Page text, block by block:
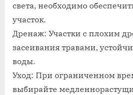
света, необходимо
участок.
Дренаж: Участки с плохим
засеивания травами,
воды.
Уход: При ограниченном
выбирайте